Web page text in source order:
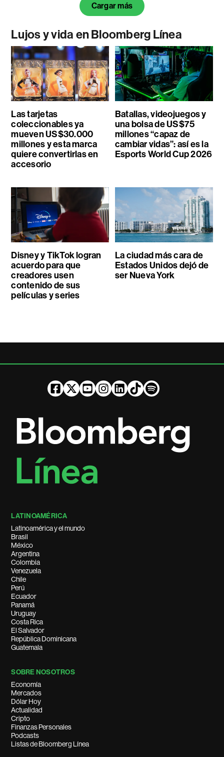
Cargar más
Lujos y vida en Bloomberg Línea
Las tarjetas
coleccionables ya
mueven US$30.000
millones y esta marca
quiere convertirlas en
accesorio
Batallas, videojuegos y
una bolsa de US$75
millones “capaz de
cambiar vidas”: así es la
Esports World Cup 2026
Disney y TikTok logran
acuerdo para que
creadores usen
contenido de sus
películas y series
La ciudad más cara de
Estados Unidos dejó de
ser Nueva York
LATINOAMÉRICA
Latinoamérica y el mundo
Brasil
México
Argentina
Colombia
Venezuela
Chile
Perú
Ecuador
Panamá
Uruguay
Costa Rica
El Salvador
República Dominicana
Guatemala
SOBRE NOSOTROS
Economía
Mercados
Dólar Hoy
Actualidad
Cripto
Finanzas Personales
Podcasts
Listas de Bloomberg Línea